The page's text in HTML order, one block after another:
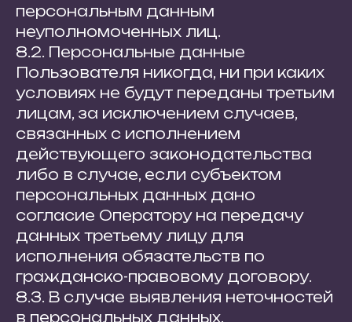
персональным данным
неуполномоченных лиц.
8.2. Персональные данные
Пользователя никогда, ни при каких
условиях не будут переданы третьим
лицам, за исключением случаев,
связанных с исполнением
действующего законодательства
либо в случае, если субъектом
персональных данных дано
согласие Оператору на передачу
данных третьему лицу для
исполнения обязательств по
гражданско-правовому договору.
8.3. В случае выявления неточностей
в персональных данных,